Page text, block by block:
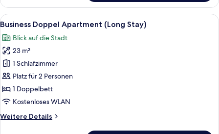
Plus
Doppel
Apartment,
(Long
Stay)
Alle
Fotos
für
Business
Doppel
Apartment
(Long
Stay)
Ein ordentlich bezogenes Bett mit
8
Business Doppel Apartment (Long Stay)
Blick auf die Stadt
23 m²
1 Schlafzimmer
Platz für 2 Personen
1 Doppelbett
Kostenloses WLAN
Weitere Details
Weitere